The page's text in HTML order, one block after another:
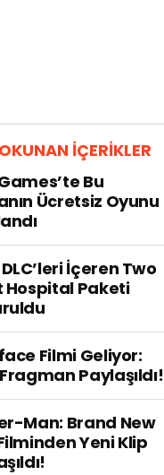
İÇERİKLER
Bu
Ücretsiz Oyunu
İçeren Two
Hospital Paketi
Filmi Geliyor:
Paylaşıldı!
Man: Brand New
Yeni Klip